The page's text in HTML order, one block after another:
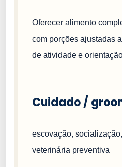
Oferecer alimento
com porções ajustadas
de atividade e
Cuidado /
escovação,
veterinária preventiva